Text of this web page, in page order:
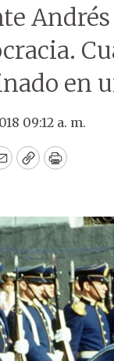
en
09:12 a. m.
EmailCopyPrint